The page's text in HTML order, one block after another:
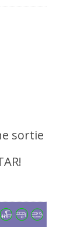
sortie